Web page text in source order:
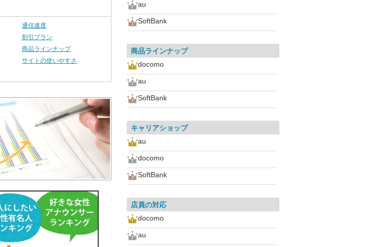
通信速度
割引プラン
商品ラインナップ
サイトの使いやすさ
au
SoftBank
商品ラインナップ
docomo
au
SoftBank
キャリアショップ
au
docomo
SoftBank
店員の対応
docomo
au